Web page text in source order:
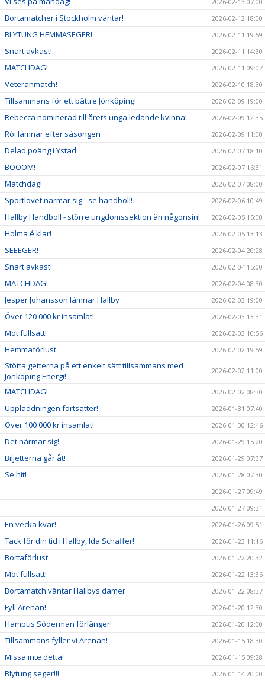
Bortamatcher i Stockholm väntar! 2026-02-12 18:00
BLYTUNG HEMMASEGER! 2026-02-11 19:59
Snart avkast! 2026-02-11 14:30
MATCHDAG! 2026-02-11 09:07
Veteranmatch! 2026-02-10 18:30
Tillsammans för ett bättre Jönköping! 2026-02-09 19:00
Rebecca nominerad till årets unga ledande kvinna! 2026-02-09 12:35
Rói lämnar efter säsongen 2026-02-09 11:00
Delad poäng i Ystad 2026-02-07 18:10
BOOOM! 2026-02-07 16:31
Matchdag! 2026-02-07 08:00
Sportlovet närmar sig - se handboll! 2026-02-06 10:49
Hallby Handboll - större ungdomssektion än någonsin! 2026-02-05 15:00
Holma é klar! 2026-02-05 13:13
SEEEGER! 2026-02-04 20:28
Snart avkast! 2026-02-04 15:00
MATCHDAG! 2026-02-04 08:30
Jesper Johansson lämnar Hallby 2026-02-03 19:00
Över 120 000 kr insamlat! 2026-02-03 13:31
Mot fullsatt! 2026-02-03 10:56
Hemmaförlust 2026-02-02 19:59
Stötta getterna på ett enkelt sätt tillsammans med
Jönköping Energi!
2026-02-02 11:00
MATCHDAG! 2026-02-02 08:30
Uppladdningen fortsätter! 2026-01-31 07:40
Över 100 000 kr insamlat! 2026-01-30 12:46
Det närmar sig! 2026-01-29 15:20
Biljetterna går åt! 2026-01-29 07:37
Se hit!
2026-01-28 07:30
2026-01-27 09:49
2026-01-27 09:31
En vecka kvar! 2026-01-26 09:51
Tack för din tid i Hallby, Ida Schaffer! 2026-01-23 11:16
Bortaförlust 2026-01-22 20:32
Mot fullsatt! 2026-01-22 13:36
Bortamatch väntar Hallbys damer 2026-01-22 08:37
Fyll Arenan! 2026-01-20 12:30
Hampus Söderman förlänger! 2026-01-20 12:00
Tillsammans fyller vi Arenan! 2026-01-15 18:30
Missa inte detta! 2026-01-15 09:28
Blytung seger!!! 2026-01-14 20:00